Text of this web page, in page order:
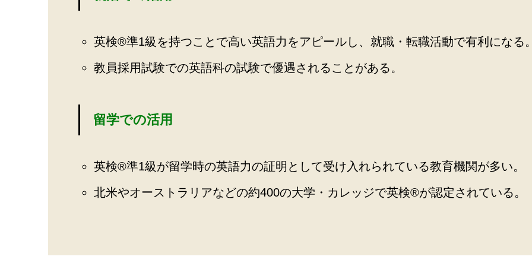
英検®️準1級を持つことで高い英語力をアピールし、就職・転職活動で有利になる
教員採用試験での英語科の試験で優遇されることがある。
留学での活用
英検®️準1級が留学時の英語力の証明として受け入れられている教育機関が多い。
北米やオーストラリアなどの約400の大学・カレッジで英検®️が認定されている。